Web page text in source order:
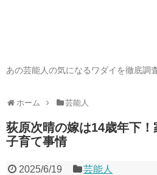
あの芸能人の気になるワダイを徹底調
ホーム 芸能人
荻原次晴の嫁は14歳年下
子育て事情
2025/6/19 芸能人